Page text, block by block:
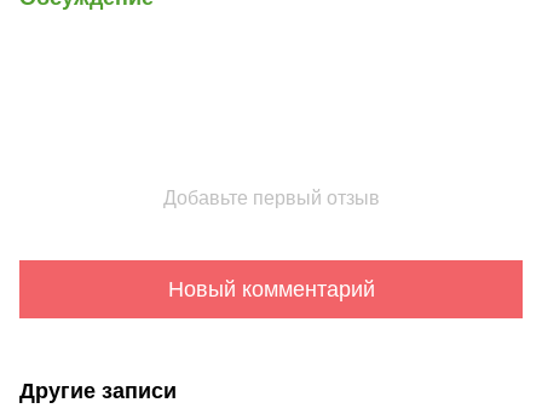
Добавьте первый отзыв
Новый комментарий
Другие записи